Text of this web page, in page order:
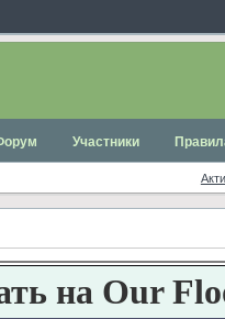
Участники
на Our